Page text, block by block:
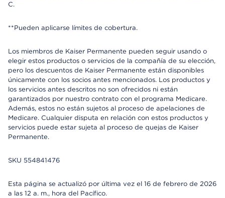
C.
**Pueden aplicarse límites de cobertura.
Los miembros de Kaiser Permanente pueden seguir usando o
elegir estos productos o servicios de la compañía de su elección,
pero los descuentos de Kaiser Permanente están disponibles
únicamente con los socios antes mencionados. Los productos y
los servicios antes descritos no son ofrecidos ni están
garantizados por nuestro contrato con el programa Medicare.
Además, estos no están sujetos al proceso de apelaciones de
Medicare. Cualquier disputa en relación con estos productos y
servicios puede estar sujeta al proceso de quejas de Kaiser
Permanente.
SKU 554841476
Esta página se actualizó por última vez el 16 de febrero de 2026
a las 12 a. m., hora del Pacífico.